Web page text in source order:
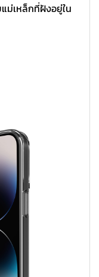
ม่เหล็กที่ฝังอยู่ใน